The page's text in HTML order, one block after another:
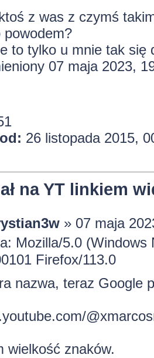
z was z czymś
powodem?
to tylko u mnie tak się
07 maja 2023,
26 listopada 2015,
na YT linkiem
» 07 maja
Mozilla/5.0
Firefox/113.0
nazwa, teraz Google
wielkość znaków.